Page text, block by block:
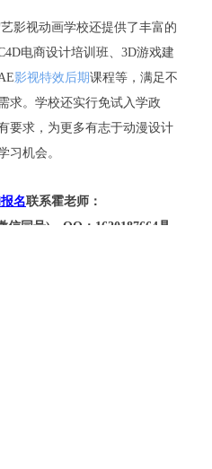
影视动画学校还提供了丰富的
电商设计培训班、3D游戏建
影视特效后期课程等，满足不
求。学校还实行免试入学政
要求，为更多有志于动漫设计
习机会。
名联系霍老师：
信同号)，QQ：1620187664具